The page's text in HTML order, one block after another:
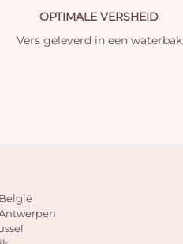
OPTIMALE VERSHEID
Vers geleverd in een waterbak